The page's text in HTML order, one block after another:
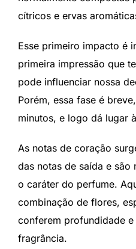
cítricos e ervas
Esse primeiro impacto é
primeira impressão que
pode influenciar nossa
Porém, essa fase é
minutos, e logo dá lugar
As notas de coração
das notas de saída e
o caráter do perfume.
combinação de flores,
conferem profundidade
fragrância.